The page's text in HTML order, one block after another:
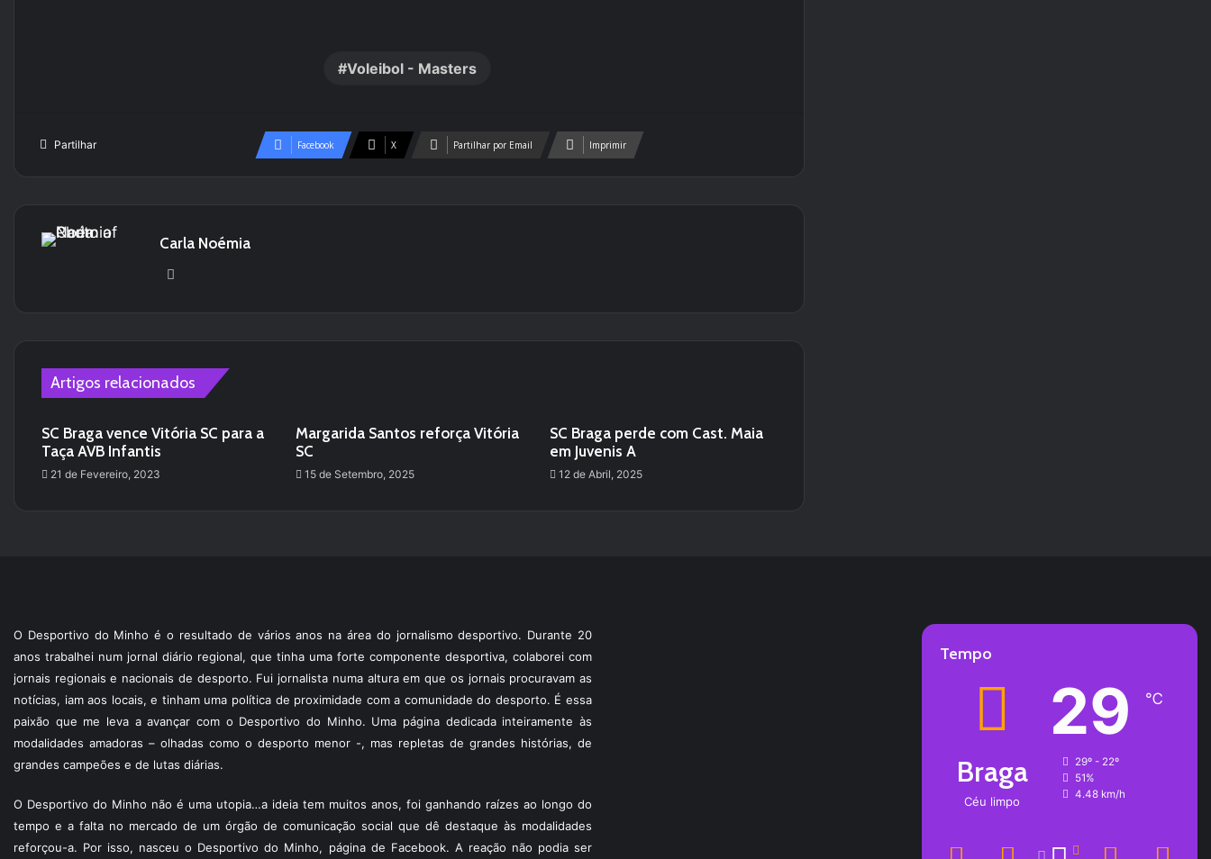
Voleibol - Masters
Partilhar Facebook X Partilhar por Email Imprimir
Carla Noémia
Artigos relacionados
SC Braga vence Vitória SC para a
Taça AVB Infantis
21 de Fevereiro, 2023
Margarida Santos reforça Vitória
SC
15 de Setembro, 2025
SC Braga perde com Cast. Maia
em Juvenis A
12 de Abril, 2025
O Desportivo do Minho é o resultado de vários anos na área do jornalismo desportivo. Durante 20
anos trabalhei num jornal diário regional, que tinha uma forte componente desportiva, colaborei com
jornais regionais e nacionais de desporto. Fui jornalista numa altura em que os jornais procuravam as
notícias, iam aos locais, e tinham uma política de proximidade com a comunidade do desporto. É essa
paixão que me leva a avançar com o Desportivo do Minho. Uma página dedicada inteiramente às
modalidades amadoras – olhadas como o desporto menor -, mas repletas de grandes histórias, de
grandes campeões e de lutas diárias.
O Desportivo do Minho não é uma utopia…a ideia tem muitos anos, foi ganhando raízes ao longo do
tempo e a falta no mercado de um órgão de comunicação social que dê destaque às modalidades
reforçou-a. Por isso, nasceu o Desportivo do Minho, página de Facebook. A reação não podia ser
Tempo
Braga
Céu limpo
29 ℃
29º - 22º
51%
4.48 km/h